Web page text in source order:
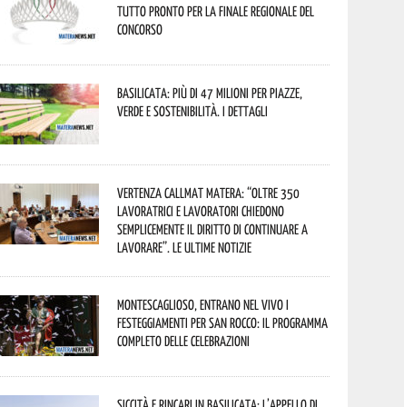
tutto pronto per la finale regionale del
concorso
Basilicata: più di 47 milioni per piazze,
verde e sostenibilità. I dettagli
Vertenza CallMat Matera: “Oltre 350
lavoratrici e lavoratori chiedono
semplicemente il diritto di continuare a
lavorare”. Le ultime notizie
Montescaglioso, entrano nel vivo i
festeggiamenti per San Rocco: il programma
completo delle celebrazioni